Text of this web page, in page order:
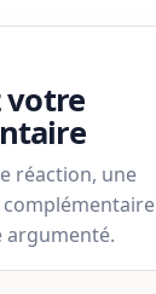
votre
réaction, une
argumenté.